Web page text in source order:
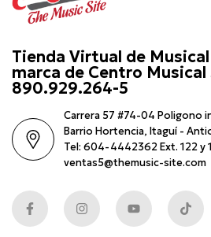
Tienda Virtual de Musical
marca de Centro Musical
890.929.264-5
Carrera 57 #74-04 Poligono
Barrio Hortencia, Itaguí -
Tel: 604-4442362 Ext. 122 y
ventas5@themusic-site.com